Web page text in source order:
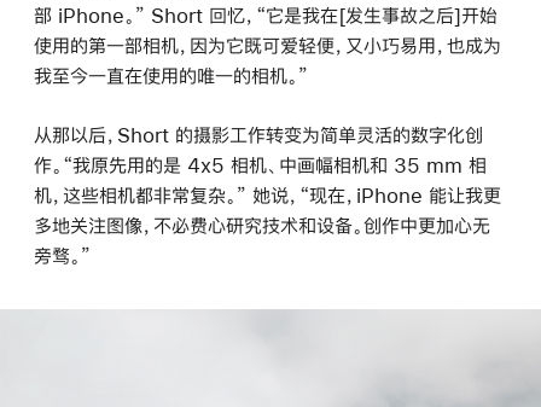
部 iPhone。” Short 回忆，“它是我在[发生事故之后]开始
使用的第一部相机，因为它既可爱轻便，又小巧易用，也成为
我至今一直在使用的唯一的相机。”
从那以后，Short 的摄影工作转变为简单灵活的数字化创
作。“我原先用的是 4x5 相机、中画幅相机和 35 mm 相
机，这些相机都非常复杂。” 她说，“现在，iPhone 能让我更
多地关注图像，不必费心研究技术和设备。创作中更加心无
旁骛。”